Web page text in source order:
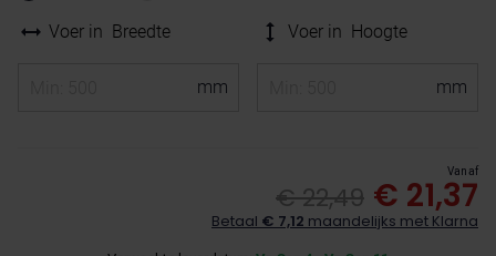
Voer in Breedte Voer in Hoogte
Vanaf
€ 22,49 € 21,37
Betaal € 7,12 maandelijks met Klarna